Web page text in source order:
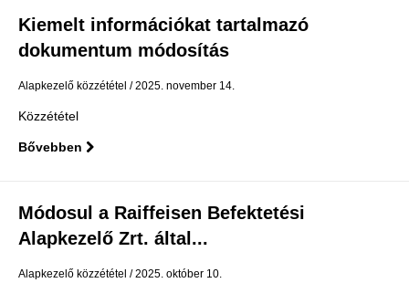
Kiemelt információkat tartalmazó
dokumentum módosítás
Alapkezelő közzététel 2025. november 14.
Közzététel
Bővebben
Módosul a Raiffeisen Befektetési
Alapkezelő Zrt. által...
Alapkezelő közzététel 2025. október 10.